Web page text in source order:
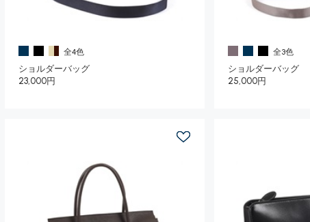
全4色
ショルダーバッグ
23,000円
全3色
ショルダーバッグ
25,000円